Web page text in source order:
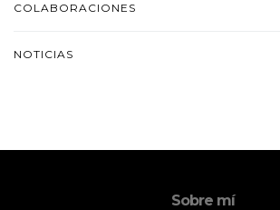
COLABORACIONES
NOTICIAS
Sobre mí